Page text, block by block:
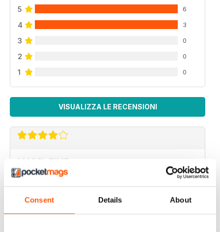
Consent Details About
5 6
4 3
3 0
2 0
1 0
VISUALIZZA LE RECENSIONI
MODEL TIME
ottima rivista
Recensito 05 aprile 2020